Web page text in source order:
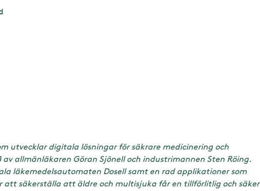
utvecklar digitala lösningar för säkrare medicinering och
allmänläkaren Göran Sjönell och industrimannen Sten Röing.
läkemedelsautomaten Dosell samt en rad applikationer som
säkerställa att äldre och multisjuka får en tillförlitlig och säker